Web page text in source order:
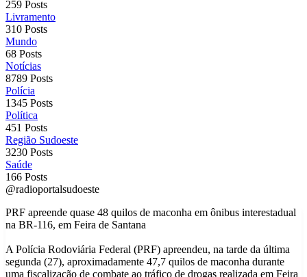
259 Posts
Livramento
310 Posts
Mundo
68 Posts
Notícias
8789 Posts
Polícia
1345 Posts
Política
451 Posts
Região Sudoeste
3230 Posts
Saúde
166 Posts
@radioportalsudoeste
PRF apreende quase 48 quilos de maconha em ônibus interestadual
na BR-116, em Feira de Santana
A Polícia Rodoviária Federal (PRF) apreendeu, na tarde da última
segunda (27), aproximadamente 47,7 quilos de maconha durante
uma fiscalização de combate ao tráfico de drogas realizada em Feira